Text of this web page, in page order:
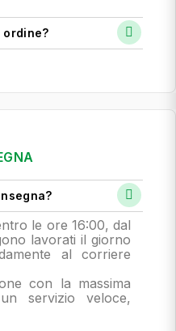
ordine?
le ore 16:00, dal
lavorati il giorno
al corriere
con la massima
servizio veloce,